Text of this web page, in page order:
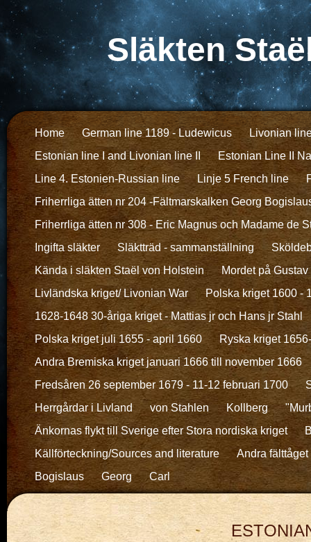
Släkten
Home German line 1189 - Ludewicus
Livonian
Estonian line I and Livonian line II
Estonian Line II
Line 4. Estonien-Russian line
Linje 5 French line
Friherrliga ätten nr 204 -Fältmarskalken Georg
Friherrliga ätten nr 308 - Eric Magnus och Madame de
Ingifta släkter
Släktträd - sammanställning
Kända i släkten Staël von Holstein
Mordet på
Livländska kriget/ Livonian War
Polska kriget 1600 -
1628-1648 30-åriga kriget - Mattias jr och Hans jr Stahl
Polska kriget juli 1655 - april 1660
Ryska kriget
Andra Bremiska kriget januari 1666 till november 1666
Fredsåren 26 september 1679 - 11-12 februari 1700
Herrgårdar i Livland
von Stahlen Kollberg
Änkornas flykt till Sverige efter Stora nordiska kriget
Källförteckning/Sources and literature
Andra
Bogislaus
Georg Carl